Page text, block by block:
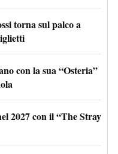
torna sul palco a
con la sua “Osteria”
2027 con il “The Stray